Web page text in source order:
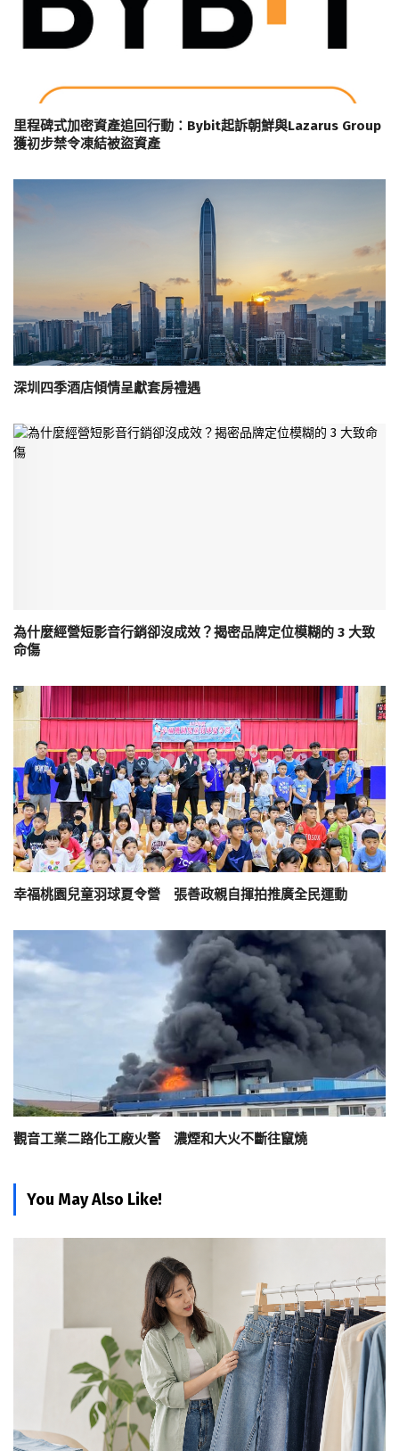
里程碑式加密資產追回行動：Bybit起訴朝鮮與Lazarus Group
獲初步禁令凍結被盜資產
深圳四季酒店傾情呈獻套房禮遇
為什麼經營短影音行銷卻沒成效？揭密品牌定位模糊的 3 大致
命傷
幸福桃園兒童羽球夏令營 張善政親自揮拍推廣全民運動
觀音工業二路化工廠火警 濃煙和大火不斷往竄燒
You May Also Like!